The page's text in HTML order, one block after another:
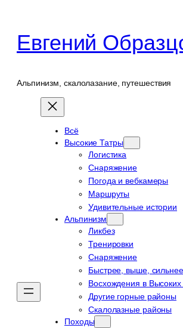
содержимому
Евгений
Альпинизм, скалолазание, путешествия
Всё
Высокие Татры
Логистика
Снаряжение
Погода и вебкамеры
Маршруты
Удивительные истории
Альпинизм
Ликбез
Тренировки
Снаряжение
Быстрее, выше, сильнее
Восхождения в Высоких
Другие горные районы
Скалолазные районы
Походы